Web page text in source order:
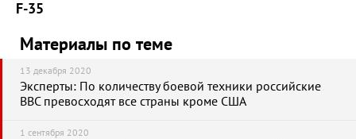
F-35
Материалы по теме
13 декабря 2020
Эксперты: По количеству боевой техники российские
ВВС превосходят все страны кроме США
1 сентября 2020